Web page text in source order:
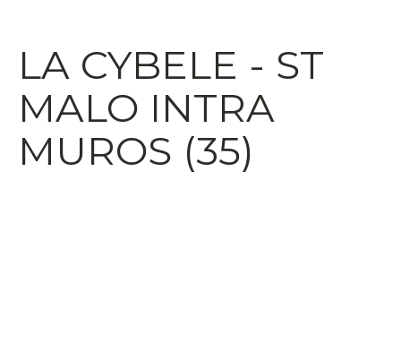
LA CYBELE - ST
MALO INTRA
MUROS (35)